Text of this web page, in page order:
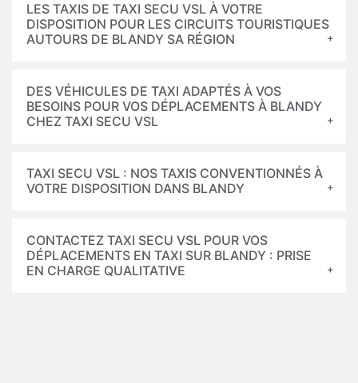
LES TAXIS DE TAXI SECU VSL À VOTRE
DISPOSITION POUR LES CIRCUITS TOURISTIQUES
AUTOURS DE BLANDY SA RÉGION
DES VÉHICULES DE TAXI ADAPTÉS À VOS
BESOINS POUR VOS DÉPLACEMENTS À BLANDY
CHEZ TAXI SECU VSL
TAXI SECU VSL : NOS TAXIS CONVENTIONNÉS À
VOTRE DISPOSITION DANS BLANDY
CONTACTEZ TAXI SECU VSL POUR VOS
DÉPLACEMENTS EN TAXI SUR BLANDY : PRISE
EN CHARGE QUALITATIVE